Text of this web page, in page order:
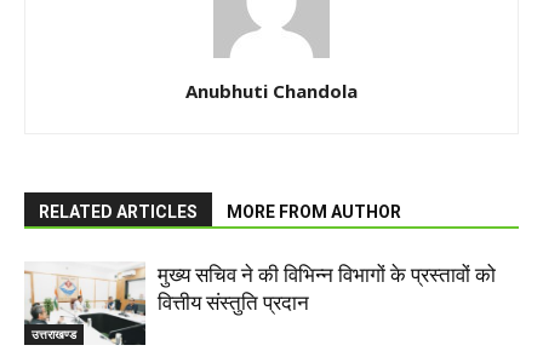
Anubhuti Chandola
RELATED ARTICLES MORE FROM AUTHOR
उत्तराखण्ड
मुख्य सचिव ने की विभिन्न विभागों के प्रस्तावों को
वित्तीय संस्तुति प्रदान